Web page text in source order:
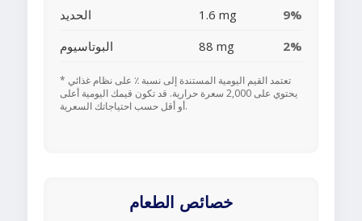
الحديد
1.6 mg
9%
البوتاسيوم
88 mg 2%
* تعتمد القيم اليومية المستندة إلى نسبة ٪ على نظام غذائي
يحتوي على 2,000 سعرة حرارية. قد تكون قيمك اليومية أعلى
أو أقل حسب احتياجاتك السعرية.
خصائص الطعام